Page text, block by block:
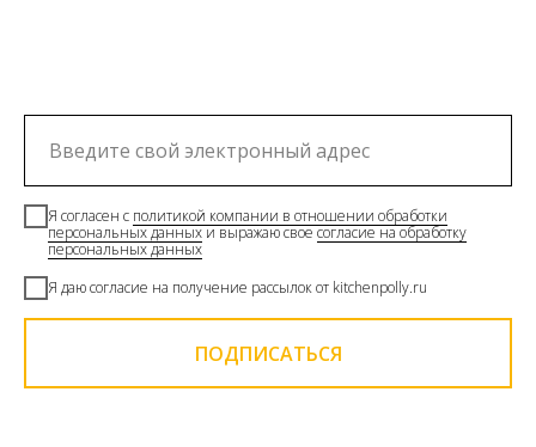
Я согласен с политикой компании в отношении обработки
персональных данныхи выражаю своесогласие на обработку
персональных данных
Я даю согласие на получение рассылок от kitchenpolly.ru
ПОДПИСАТЬСЯ